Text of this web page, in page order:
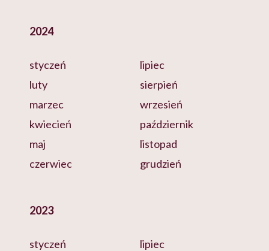
2024
styczeń
luty
marzec
kwiecień
maj
czerwiec
lipiec
sierpień
wrzesień
październik
listopad
grudzień
2023
styczeń
lipiec